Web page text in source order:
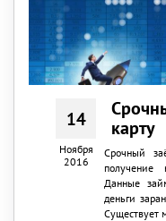
14
Ноября
2016
карту
Срочный
получение
Данные
деньги
Существует